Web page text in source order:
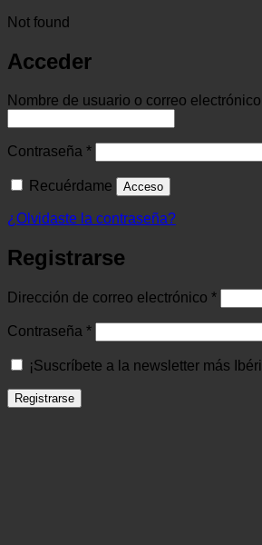
Not found
Acceder
Nombre de usuario o correo electrónico
Contraseña *Obligatorio
Recuérdame Acceso
¿Olvidaste la contraseña?
Registrarse
Dirección de correo electrónico *
Contraseña *Obligatorio
¡Suscríbete a la newsletter más
Registrarse